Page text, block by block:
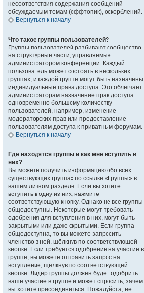
несоответствия содержания сообщений
обсуждаемым темам (оффтопик), оскорблений.
Вернуться к началу
Что такое группы пользователей?
Группы пользователей разбивают сообщество
на структурные части, управляемые
администратором конференции. Каждый
пользователь может состоять в нескольких
группах, и каждой группе могут быть назначены
индивидуальные права доступа. Это облегчает
администраторам назначение прав доступа
одновременно большому количеству
пользователей, например, изменение
модераторских прав или предоставление
пользователям доступа к приватным форумам.
Вернуться к началу
Где находятся группы и как мне вступить в
них?
Вы можете получить информацию обо всех
существующих группах по ссылке «Группы» в
вашем личном разделе. Если вы хотите
вступить в одну из них, нажмите
соответствующую кнопку. Однако не все группы
общедоступны. Некоторые могут требовать
одобрения для вступления в них, могут быть
закрытыми или даже скрытыми. Если группа
общедоступна, то вы можете запросить
членство в ней, щёлкнув по соответствующей
кнопке. Если требуется одобрение на участие в
группе, вы можете отправить запрос на
вступление, щёлкнув по соответствующей
кнопке. Лидер группы должен будет одобрить
ваше участие в группе и может спросить, зачем
вы хотите присоединиться. Пожалуйста, не